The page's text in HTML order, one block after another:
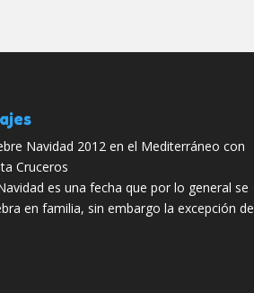
Navidad 2012 en el Mediterráneo con
Cruceros
es una fecha que por lo general se
en familia, sin embargo la excepción de